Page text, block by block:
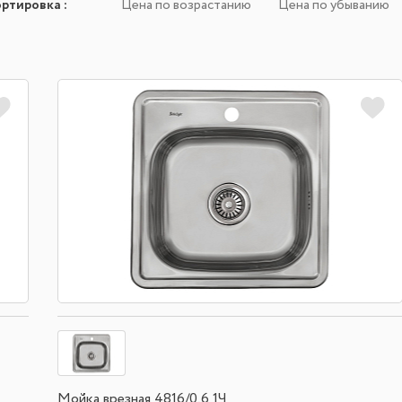
: Цена по возрастанию Цена по убыванию